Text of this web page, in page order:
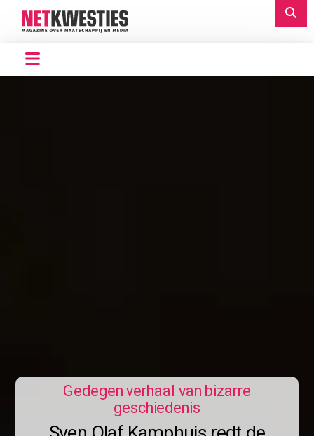
Gedegen verhaal van bizarre
geschiedenis